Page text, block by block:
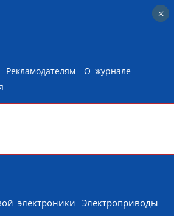
Рекламодателям
О журнале
электроники Электроприводы
×
×